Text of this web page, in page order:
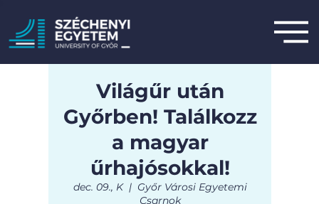
Világűr után
Győrben! Találkozz
a magyar
űrhajósokkal!
dec. 09., K
  |
Győr Városi Egyetemi
Csarnok